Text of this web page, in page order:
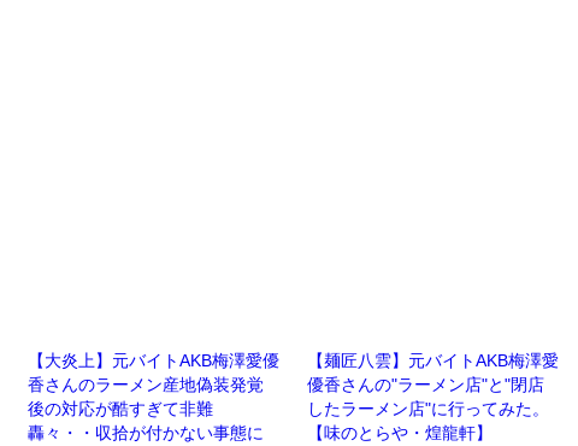
【大炎上】元バイトAKB梅澤愛優
香さんのラーメン産地偽装発覚
後の対応が酷すぎて非難
轟々・・収拾が付かない事態に
【麺匠八雲】元バイトAKB梅澤愛
優香さんの"ラーメン店"と"閉店
したラーメン店"に行ってみた。
【味のとらや・煌龍軒】